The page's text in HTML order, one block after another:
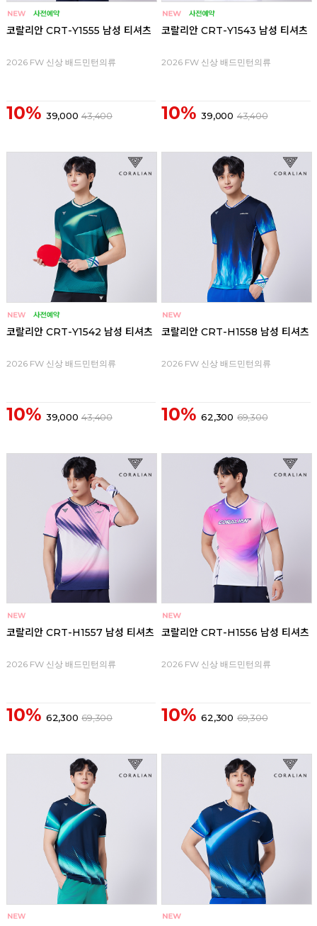
코랄리안 CRT-Y1555 남성 티셔츠
2026 FW 신상 배드민턴의류
10% 39,000 43,400
코랄리안 CRT-Y1543 남성 티셔츠
2026 FW 신상 배드민턴의류
10% 39,000 43,400
코랄리안 CRT-Y1542 남성 티셔츠
2026 FW 신상 배드민턴의류
10% 39,000 43,400
코랄리안 CRT-H1558 남성 티셔츠
2026 FW 신상 배드민턴의류
10% 62,300 69,300
코랄리안 CRT-H1557 남성 티셔츠
2026 FW 신상 배드민턴의류
10% 62,300 69,300
코랄리안 CRT-H1556 남성 티셔츠
2026 FW 신상 배드민턴의류
10% 62,300 69,300